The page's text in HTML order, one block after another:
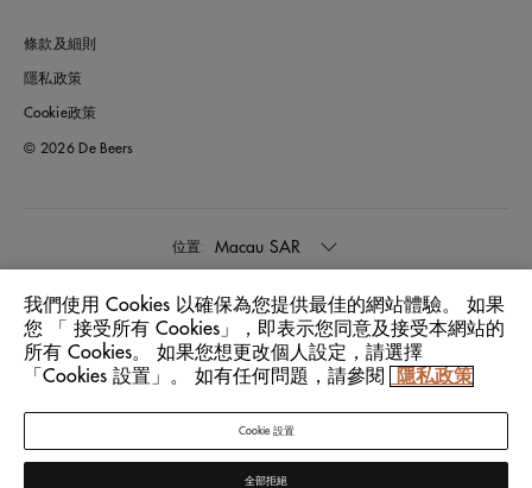
條款及細則
隱私政策
Cookie政策
© 2026 De Beers
位置: Macau SAR
語言: 中文
我們使用 Cookies 以確保為您提供最佳的網站體驗。 如果
您 「 接受所有 Cookies」，即表示您同意及接受本網站的
所有 Cookies。 如果您想更改個人設定，請選擇
「Cookies 設置」。 如有任何問題，請參閱
隱私政策
Cookie 設置
全部拒絕